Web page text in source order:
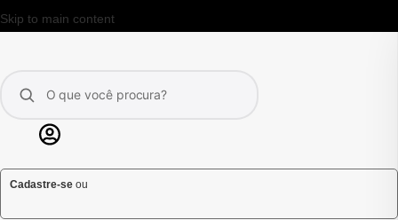
Skip to main content
Cadastre-se ou